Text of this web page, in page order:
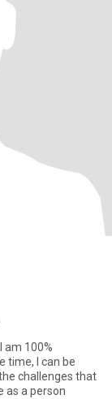
am 100%
time, I can be
challenges that
as a person